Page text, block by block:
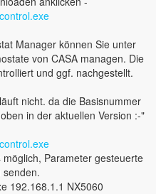
Manager können Sie unter
von CASA managen. Die
und ggf. nachgestellt.
nicht. da die Basisnummer
in der aktuellen Version :-"
Parameter gesteuerte
senden.
192.168.1.1 NX5060